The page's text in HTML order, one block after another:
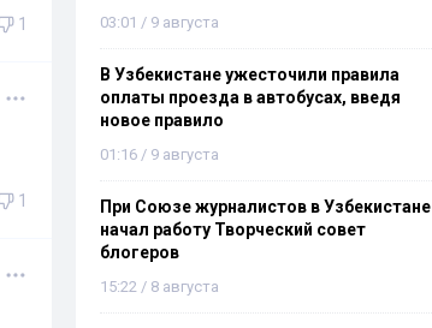
1
1
03:01 / 9 августа
В Узбекистане ужесточили правила
оплаты проезда в автобусах, введя
новое правило
01:16 / 9 августа
При Союзе журналистов в Узбекистане
начал работу Творческий совет
блогеров
15:22 / 8 августа